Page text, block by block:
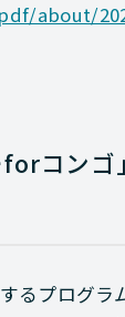
about/
forコン
るプログ